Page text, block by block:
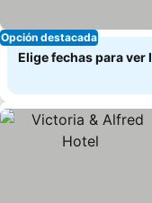
Opción destacada
Elige fechas para